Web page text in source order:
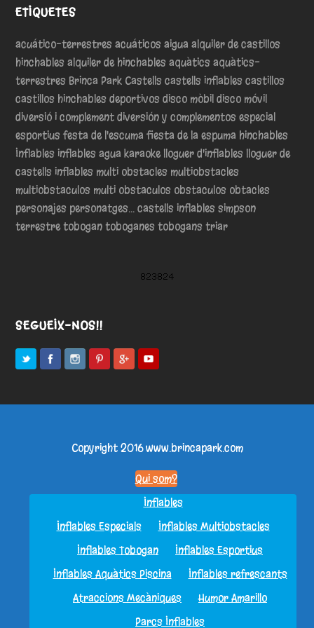
ETIQUETES
acuático-terrestres acuáticos aigua alquiler de castillos
hinchables alquiler de hinchables aquàtics aquàtics-
terrestres Brinca Park Castells castells inflables castillos
castillos hinchables deportivos disco mòbil disco móvil
diversió i complement diversión y complementos especial
esportius festa de l'escuma fiesta de la espuma hinchables
Inflables inflables agua karaoke lloguer d'inflables lloguer de
castells inflables multi obstacles multiobstacles
multiobstaculos multi obstaculos obstaculos obtacles
personajes personatges... castells inflables simpson
terrestre tobogan toboganes tobogans triar
SEGUEIX-NOS!!
Copyright 2016www.brincapark.com
Qui som?
Inflables
Inflables Especials
Inflables Multiobstacles
Inflables Tobogan
Inflables Esportius
Inflables Aquàtics Piscina
Inflables refrescants
Atraccions Mecàniques
Humor Amarillo
Parcs Inflables